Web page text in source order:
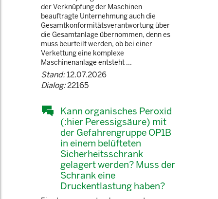
der Verknüpfung der Maschinen
beauftragte Unternehmung auch die
Gesamtkonformitätsverantwortung über
die Gesamtanlage übernommen, denn es
muss beurteilt werden, ob bei einer
Verkettung eine komplexe
Maschinenanlage entsteht ...
Stand:12.07.2026
Dialog:22165
Kann organisches Peroxid
(:hier Peressigsäure) mit
der Gefahrengruppe OP1B
in einem belüfteten
Sicherheitsschrank
gelagert werden? Muss der
Schrank eine
Druckentlastung haben?